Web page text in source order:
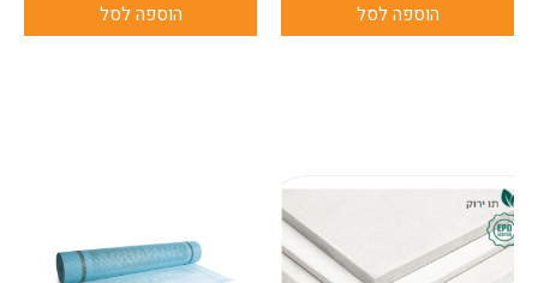
הוספה לסל הוספה לסל